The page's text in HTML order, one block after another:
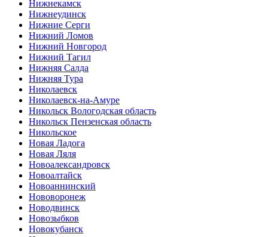
Нижнекамск
Нижнеудинск
Нижние Серги
Нижний Ломов
Нижний Новгород
Нижний Тагил
Нижняя Салда
Нижняя Тура
Николаевск
Николаевск-на-Амуре
Никольск Вологодская область
Никольск Пензенская область
Никольское
Новая Ладога
Новая Ляля
Новоалександровск
Новоалтайск
Новоаннинский
Нововоронеж
Новодвинск
Новозыбков
Новокубанск